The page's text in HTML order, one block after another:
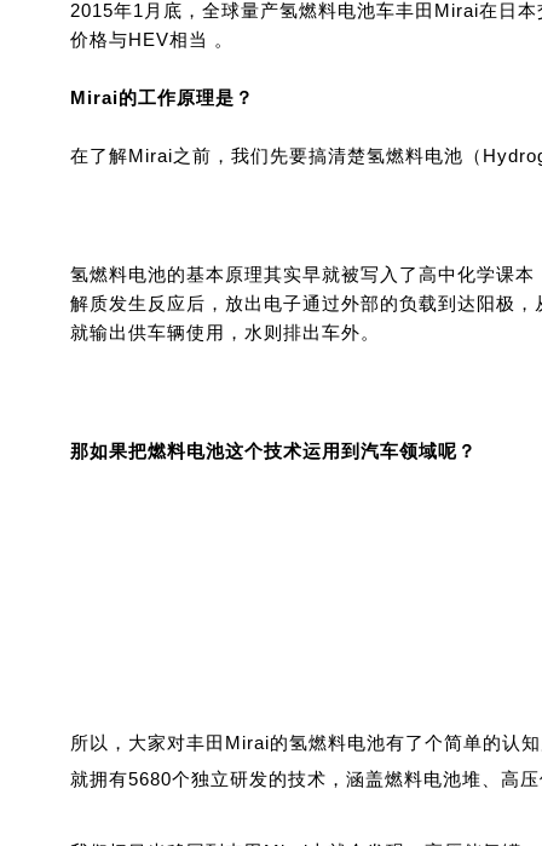
2015年1月底，全球量产氢燃料电池车丰田Mirai在日
价格与HEV相当 。
Mirai的工作原理是？
在了解Mirai之前，我们先要搞清楚氢燃料电池（
氢燃料电池的基本原理其实早就被写入了高中化学课
解质发生反应后，放出电子通过外部的负载到达阳极
就输出供车辆使用，水则排出车外。
那如果把燃料电池这个技术运用到汽车领域呢？
所以，大家对丰田Mirai的氢燃料电池有了个简单的认
就拥有5680个独立研发的技术，涵盖燃料电池堆、高